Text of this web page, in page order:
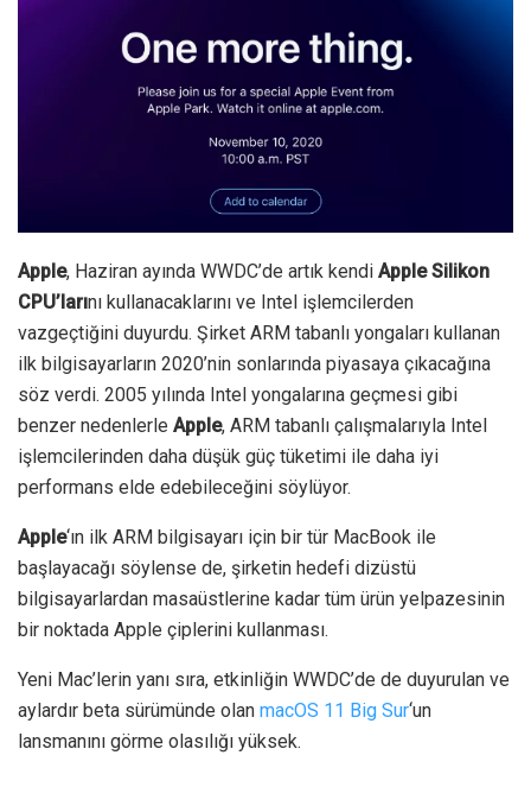
Apple, Haziran ayında WWDC’de artık kendi Apple Silikon
CPU’larını kullanacaklarını ve Intel işlemcilerden
vazgeçtiğini duyurdu. Şirket ARM tabanlı yongaları kullanan
ilk bilgisayarların 2020’nin sonlarında piyasaya çıkacağına
söz verdi. 2005 yılında Intel yongalarına geçmesi gibi
benzer nedenlerle Apple, ARM tabanlı çalışmalarıyla Intel
işlemcilerinden daha düşük güç tüketimi ile daha iyi
performans elde edebileceğini söylüyor.
Apple‘ın ilk ARM bilgisayarı için bir tür MacBook ile
başlayacağı söylense de, şirketin hedefi dizüstü
bilgisayarlardan masaüstlerine kadar tüm ürün yelpazesinin
bir noktada Apple çiplerini kullanması.
Yeni Mac’lerin yanı sıra, etkinliğin WWDC’de de duyurulan ve
aylardır beta sürümünde olan macOS 11 Big Sur‘un
lansmanını görme olasılığı yüksek.